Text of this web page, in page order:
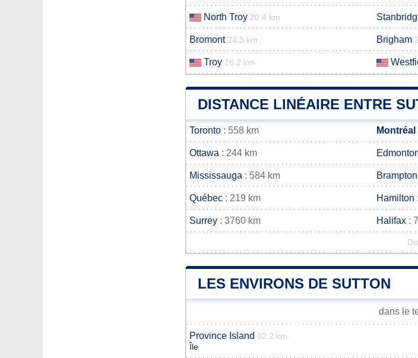
North Troy 20.4 km
Bromont 24.3 km Brigham
Troy 26.2 km
DISTANCE LINÉAIRE ENTRE
Toronto : 558 km Montréal
Ottawa : 244 km
Mississauga : 584 km Brampton
Québec : 219 km Hamilton
Surrey : 3760 km Halifax :
LES ENVIRONS DE SUTTON
dans le
Province Island 32.2 km
Île